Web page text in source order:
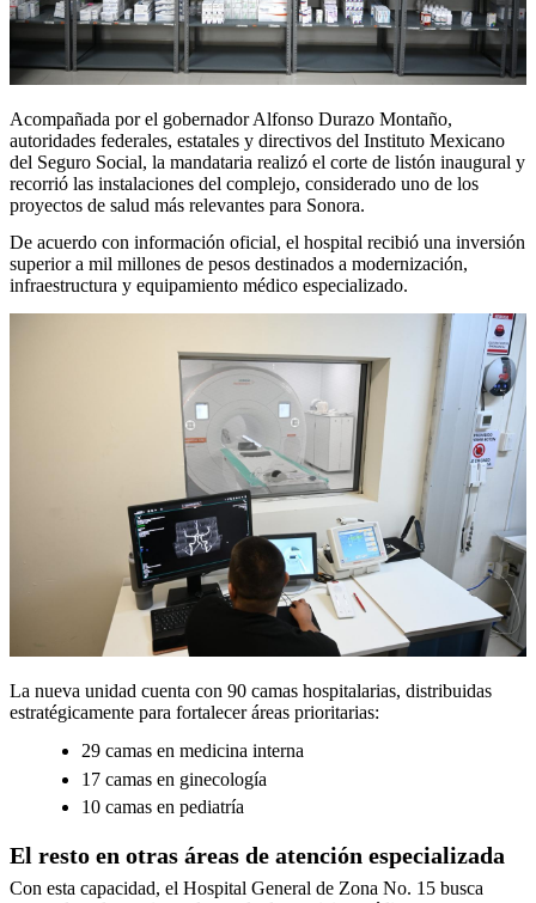
Acompañada por el gobernador Alfonso Durazo Montaño,
autoridades federales, estatales y directivos del Instituto Mexicano
del Seguro Social, la mandataria realizó el corte de listón inaugural y
recorrió las instalaciones del complejo, considerado uno de los
proyectos de salud más relevantes para Sonora.
De acuerdo con información oficial, el hospital recibió una inversión
superior a mil millones de pesos destinados a modernización,
infraestructura y equipamiento médico especializado.
La nueva unidad cuenta con 90 camas hospitalarias, distribuidas
estratégicamente para fortalecer áreas prioritarias:
29 camas en medicina interna
17 camas en ginecología
10 camas en pediatría
El resto en otras áreas de atención especializada
Con esta capacidad, el Hospital General de Zona No. 15 busca